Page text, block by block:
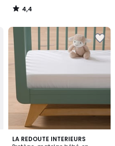
4,4
/
LA REDOUTE INTERIEURS
4,9